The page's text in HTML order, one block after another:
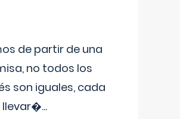
de partir de una
no todos los
son iguales, cada
llevar�...